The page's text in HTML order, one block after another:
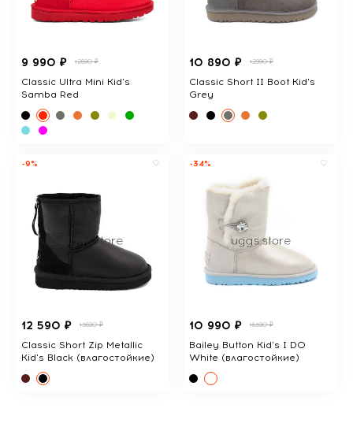
9 990 ₽ 12690 ₽
Classic Ultra Mini Kid's
Samba Red
10 890 ₽ 12990 ₽
Classic Short II Boot Kid's
Grey
-9%
12 590 ₽ 13690 ₽
Classic Short Zip Metallic
Kid's Black (влагостойкие)
-34%
10 990 ₽ 16590 ₽
Bailey Button Kid's I DO
White (влагостойкие)